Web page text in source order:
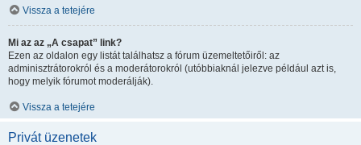
Vissza a tetejére
Mi az az „A csapat” link?
Ezen az oldalon egy listát találhatsz a fórum üzemeltetőiről: az
adminisztrátorokról és a moderátorokról (utóbbiaknál jelezve például azt is,
hogy melyik fórumot moderálják).
Vissza a tetejére
Privát üzenetek